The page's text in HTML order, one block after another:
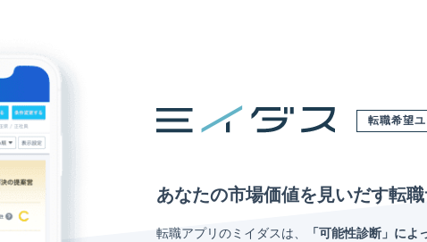
転職希望
あなたの市場価値を見いだす転
転職アプリのミイダスは、 「可能性診断」に